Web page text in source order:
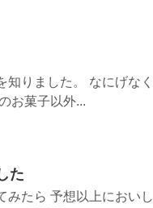
りました。 なにげな
お菓子以外...
た
たら 予想以上におい